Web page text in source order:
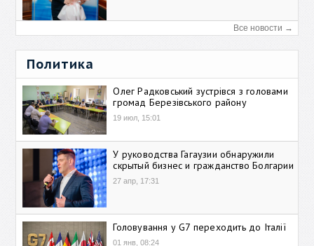
Все новости →
Политика
Олег Радковський зустрівся з головами
громад Березівського району
19 июл, 15:01
У руководства Гагаузии обнаружили
скрытый бизнес и гражданство Болгарии
27 апр, 17:31
Головування у G7 переходить до Італії
01 янв, 08:24